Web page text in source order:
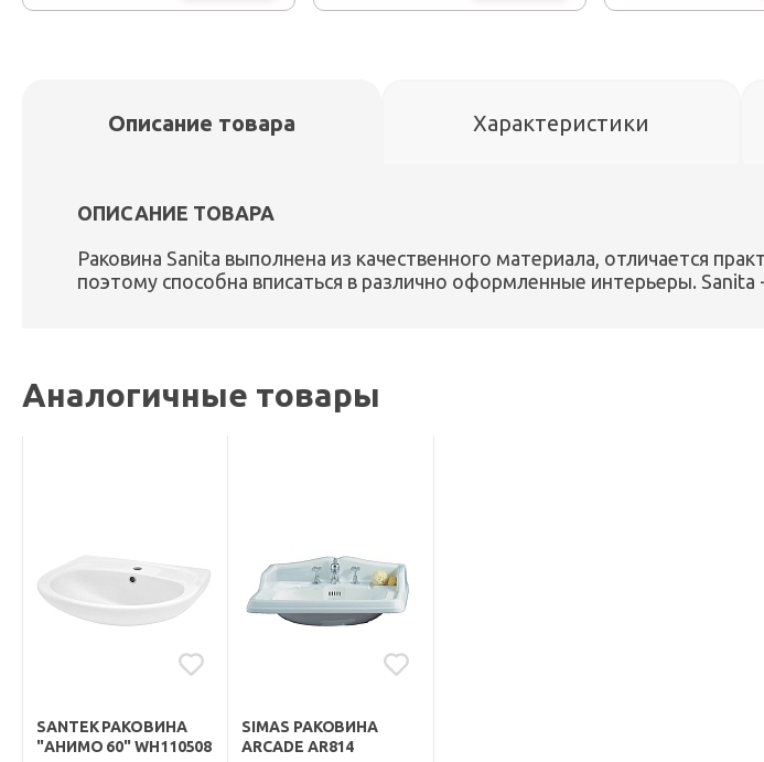
Описание товара Характеристики
ОПИСАНИЕ ТОВАРА
Раковина Sanita выполнена из качественного материала, отличается
поэтому способна вписаться в различно оформленные интерьеры.
Аналогичные товары
SANTEK РАКОВИНА
"АНИМО 60" WH110508
SIMAS РАКОВИНА
ARCADE AR814